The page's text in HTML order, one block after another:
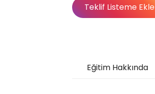
Teklif Listeme Ekle
Eğitim Hakkında